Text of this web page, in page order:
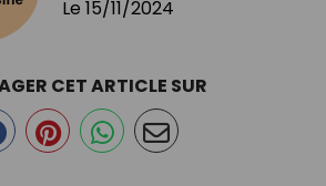
Le 15/11/2024
CET ARTICLE SUR